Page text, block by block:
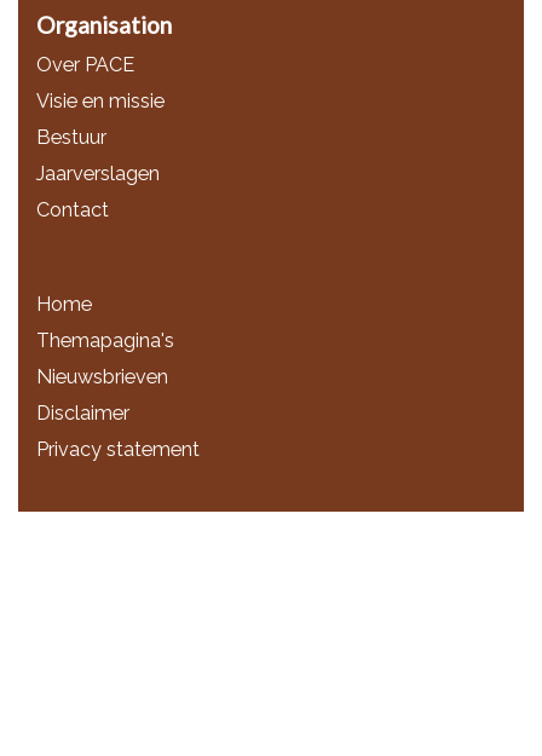
Organisation
Over PACE
Visie en missie
Bestuur
Jaarverslagen
Contact
Home
Themapagina's
Nieuwsbrieven
Disclaimer
Privacy statement